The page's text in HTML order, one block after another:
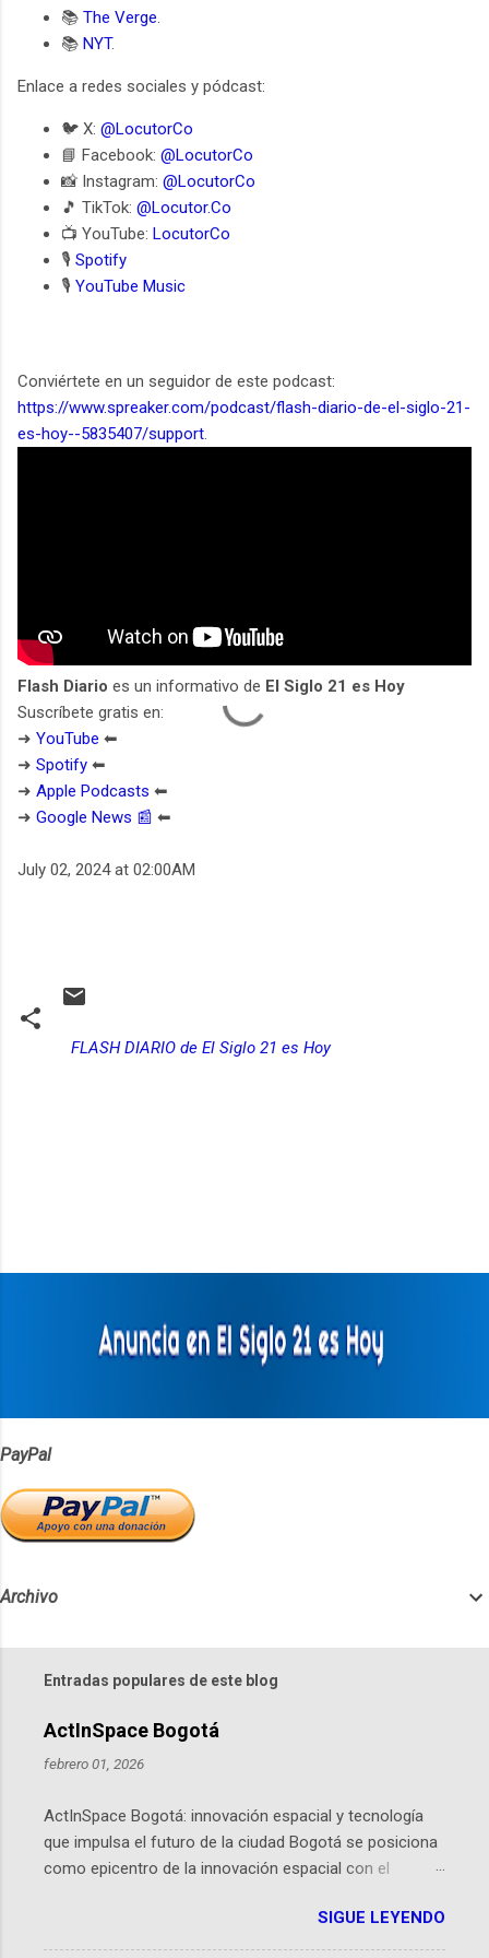
📚 The Verge.
📚 NYT.
Enlace a redes sociales y pódcast:
🐦 X: @LocutorCo
📘 Facebook: @LocutorCo
📸 Instagram: @LocutorCo
🎵 TikTok: @Locutor.Co
📺 YouTube: LocutorCo
🎙️ Spotify
🎙️ YouTube Music
Conviértete en un seguidor de este podcast:
https://www.spreaker.com/podcast/flash-diario-de-el-siglo-21-
es-hoy--5835407/support.
Flash Diario es un informativo de El Siglo 21 es Hoy
Suscríbete gratis en:
➜ YouTube ⬅︎
➜ Spotify ⬅︎
➜ Apple Podcasts ⬅︎
➜ Google News 📰 ⬅︎
July 02, 2024 at 02:00AM
FLASH DIARIO de El Siglo 21 es Hoy
PayPal
Archivo
Entradas populares de este blog
ActInSpace Bogotá
febrero 01, 2026
ActInSpace Bogotá: innovación espacial y tecnología
que impulsa el futuro de la ciudad Bogotá se posiciona
como epicentro de la innovación espacial con el
hackathon global que convierte tecnologías de la
Agencia Espacial Europea en soluciones prácticas para
SIGUE LEYENDO